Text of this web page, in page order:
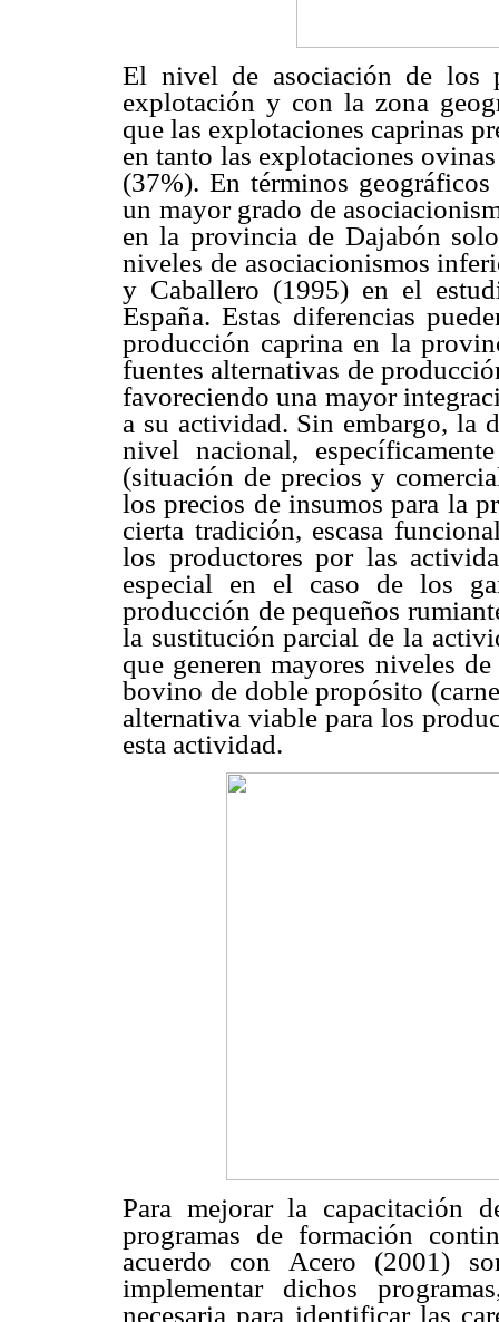
El nivel de asociación de los
explotación y con la zona
que las explotaciones caprinas
en tanto las explotaciones
(37%). En términos
un mayor grado de
en la provincia de Dajabón
niveles de asociacionismos
y Caballero (1995) en el
España. Estas diferencias
producción caprina en la
fuentes alternativas de
favoreciendo una mayor
a su actividad. Sin embargo, la
nivel nacional,
(situación de precios y
los precios de insumos para la
cierta tradición, escasa
los productores por las
especial en el caso de los
producción de pequeños
la sustitución parcial de la
que generen mayores niveles
bovino de doble propósito
alternativa viable para los
esta actividad.
Para mejorar la capacitación
programas de formación
acuerdo con Acero (2001)
implementar dichos
necesaria para identificar las